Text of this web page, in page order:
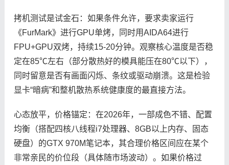
拷机测试是试金石：如果条件允许，要求卖家运行
《FurMark》进行GPU单烤，同时用AIDA64进行
FPU+GPU双烤，持续15-20分钟。观察核心温度是否稳
定在85℃左右（部分散热好的模具能压在80℃以下），
同时留意是否有画面闪烁、条纹或驱动崩溃。这是检验
显卡“暗病”和整机散热系统健康度的最直接方法。
心态放平，价格锚定：在2026年，一部成色不错、配置
均衡（搭配四核八线程i7处理器、8GB以上内存、固态
硬盘）的GTX 970M笔记本，其合理价格区间应在某个
非常亲民的价位段（具体随市场波动）。如果价格过